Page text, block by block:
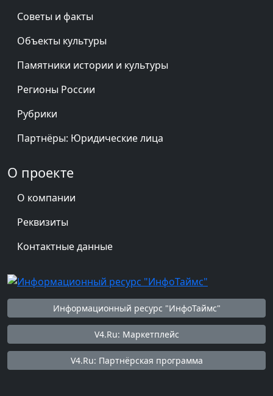
Советы и факты
Объекты культуры
Памятники истории и культуры
Регионы России
Рубрики
Партнёры: Юридические лица
О проекте
О компании
Реквизиты
Контактные данные
Информационный ресурс "ИнфоТаймс"
V4.Ru: Маркетплейс
V4.Ru: Партнёрская программа